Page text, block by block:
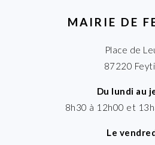
MAIRIE DE
Place de
87220
Du lundi au
8h30 à 12h00 et
Le